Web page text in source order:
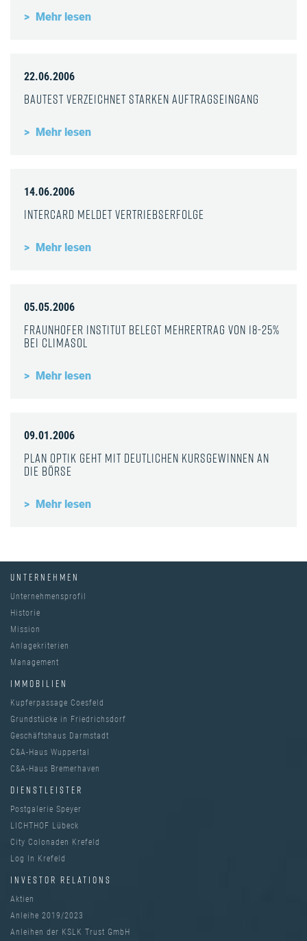
Mehr lesen
22.06.2006
Bautest verzeichnet starken Auftragseingang
Mehr lesen
14.06.2006
InterCard meldet Vertriebserfolge
Mehr lesen
05.05.2006
Fraunhofer Institut belegt Mehrertrag von 18-25%
bei Climasol
Mehr lesen
09.01.2006
Plan Optik geht mit deutlichen Kursgewinnen an
die Börse
Mehr lesen
UNTERNEHMEN
Unternehmensprofil
Historie
Mission
Anlagekriterien
Management
IMMOBILIEN
Kupferpassage Coesfeld
Grundstücke in Friedrichsdorf
Geschäftshaus Darmstadt
C&A-Haus Wuppertal
C&A-Haus Bremerhaven
DIENSTLEISTER
Postgalerie Speyer
LICHTHOF Lübeck
City Colonaden Krefeld
Log In Krefeld
INVESTOR RELATIONS
Aktien
Anleihe 2019/2023
Anleihen der KSLK Trust GmbH